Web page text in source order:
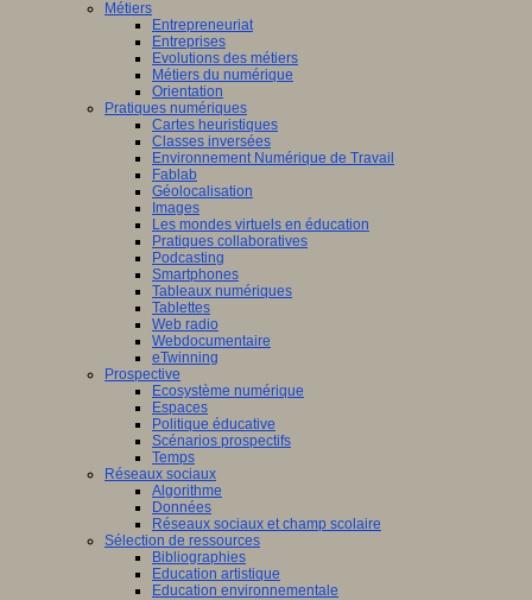
Métiers
Entrepreneuriat
Entreprises
Evolutions des métiers
Métiers du numérique
Orientation
Pratiques numériques
Cartes heuristiques
Classes inversées
Environnement Numérique de Travail
Fablab
Géolocalisation
Images
Les mondes virtuels en éducation
Pratiques collaboratives
Podcasting
Smartphones
Tableaux numériques
Tablettes
Web radio
Webdocumentaire
eTwinning
Prospective
Ecosystème numérique
Espaces
Politique éducative
Scénarios prospectifs
Temps
Réseaux sociaux
Algorithme
Données
Réseaux sociaux et champ scolaire
Sélection de ressources
Bibliographies
Education artistique
Education environnementale